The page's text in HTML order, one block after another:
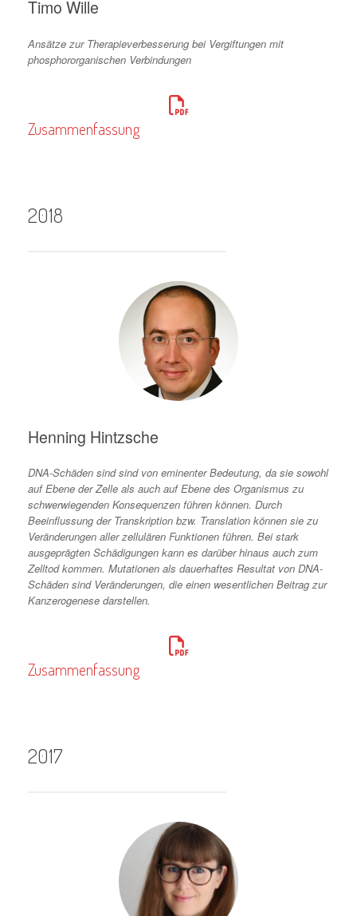
Timo Wille
Ansätze zur Therapieverbesserung bei Vergiftungen mit
phosphororganischen Verbindungen
Zusammenfassung
2018
Henning Hintzsche
DNA-Schäden sind sind von eminenter Bedeutung, da sie sowohl
auf Ebene der Zelle als auch auf Ebene des Organismus zu
schwerwiegenden Konsequenzen führen können. Durch
Beeinflussung der Transkription bzw. Translation können sie zu
Veränderungen aller zellulären Funktionen führen. Bei stark
ausgeprägten Schädigungen kann es darüber hinaus auch zum
Zelltod kommen. Mutationen als dauerhaftes Resultat von DNA-
Schäden sind Veränderungen, die einen wesentlichen Beitrag zur
Kanzerogenese darstellen.
Zusammenfassung
2017